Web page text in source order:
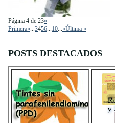
Página 4 de 23«
Primera«...3456...10...»Última »
POSTS DESTACADOS